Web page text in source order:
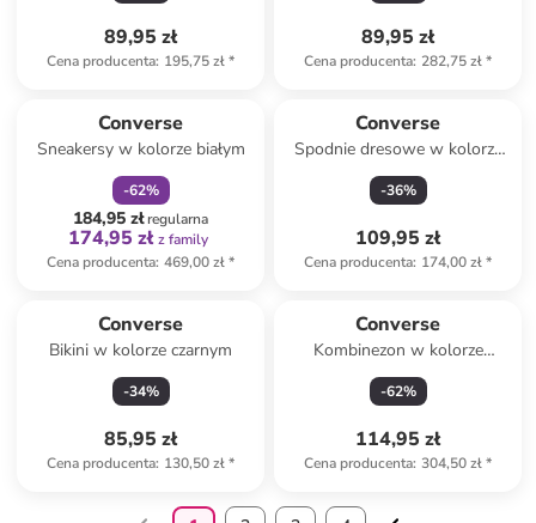
89,95 zł
Cena producenta: 195,75 zł*
89,95 zł
Cena producenta: 282,75 zł*
Converse
Sneakersy w kolorze białym
-62%
184,95 złregularna
174,95 zł z family
Cena producenta: 469,00 zł*
Converse
Spodnie dresowe w kolorze
antracytowym
-36%
109,95 zł
Cena producenta: 174,00 zł*
Converse
Bikini w kolorze czarnym
-34%
85,95 zł
Cena producenta: 130,50 zł*
Converse
Kombinezon w kolorze
czerwonym
-62%
114,95 zł
Cena producenta: 304,50 zł*